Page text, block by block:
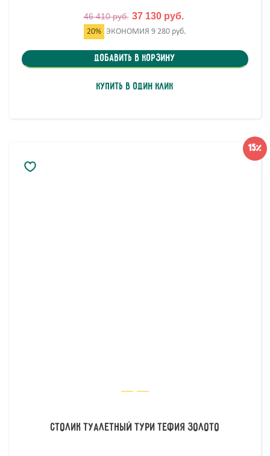
46 410 руб. 37 130 руб.
20% ЭКОНОМИЯ 9 280 руб.
Добавить в корзину
Купить в один клик
15%
Столик туалетный Тури Тефия Золото